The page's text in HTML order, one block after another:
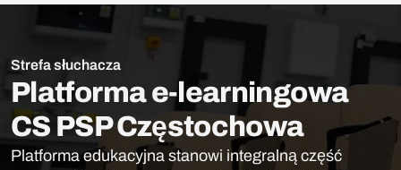
Strefa słuchacza
Platforma e-learningowa
CS PSP Częstochowa
Platforma edukacyjna stanowi integralną część